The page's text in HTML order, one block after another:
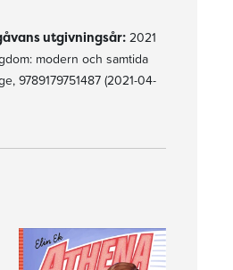
utgivningsår:2021
modern och samtida
9789179751487 (2021-04-